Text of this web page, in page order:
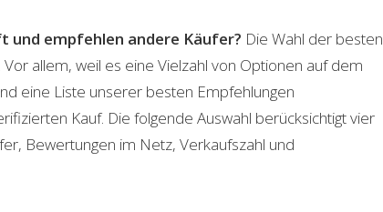
und empfehlen andere Käufer? Die Wahl der besten
allem, weil es eine Vielzahl von Optionen auf dem
eine Liste unserer besten Empfehlungen
Kauf. Die folgende Auswahl berücksichtigt vier
Bewertungen im Netz, Verkaufszahl und